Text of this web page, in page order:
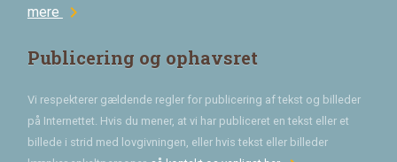
mere chevron_right
Publicering og ophavsret
Vi respekterer gældende regler for publicering af tekst og billeder
på Internettet. Hvis du mener, at vi har publiceret en tekst eller et
billede i strid med lovgivningen, eller hvis tekst eller billeder